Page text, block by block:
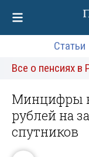
Статьи
Все о пенсиях в
Минцифры
рублей на
спутников